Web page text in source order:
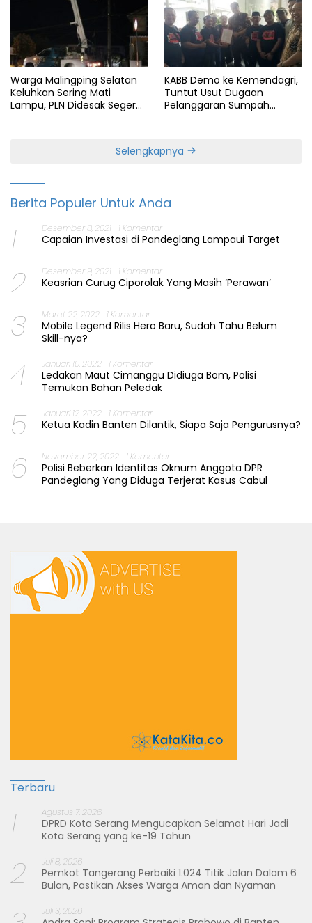
Warga Malingping Selatan
Keluhkan Sering Mati
Lampu, PLN Didesak Segera
KABB Demo ke Kemendagri,
Tuntut Usut Dugaan
Pelanggaran Sumpah
Selengkapnya
Berita Populer Untuk Anda
1 Desember 8, 2021 1 Komentar
Capaian Investasi di Pandeglang Lampaui Target
2 Desember 9, 2021 1 Komentar
Keasrian Curug Ciporolak Yang Masih ‘Perawan’
3 Maret 22, 2022 1 Komentar
Mobile Legend Rilis Hero Baru, Sudah Tahu Belum
Skill-nya?
4 Januari 10, 2022 1 Komentar
Ledakan Maut Cimanggu Didiuga Bom, Polisi
Temukan Bahan Peledak
5 Januari 12, 2022 1 Komentar
Ketua Kadin Banten Dilantik, Siapa Saja Pengurusnya?
6 November 22, 2022 1 Komentar
Polisi Beberkan Identitas Oknum Anggota DPR
Pandeglang Yang Diduga Terjerat Kasus Cabul
Terbaru
1 Agustus 7, 2026
DPRD Kota Serang Mengucapkan Selamat Hari Jadi
Kota Serang yang ke-19 Tahun
2 Juli 8, 2026
Pemkot Tangerang Perbaiki 1.024 Titik Jalan Dalam 6
Bulan, Pastikan Akses Warga Aman dan Nyaman
Juli 3, 2026